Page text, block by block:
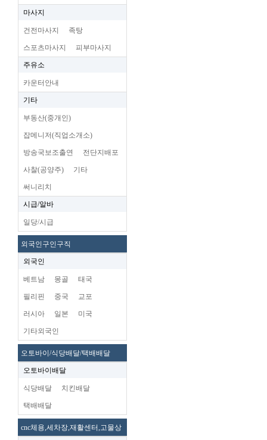
마사지
건전마사지 족탕
스포츠마사지 피부마사지
주유소
카운터안내
기타
부동산(중개인)
잡메니저(직업소개소)
방송국보조출연 전단지배포
사찰(공양주) 기타
써니리치
시급/알바
일당/시급
외국인구인구직
외국인
베트남 몽골 태국
필리핀 중국 교포
러시아 일본 미국
기타외국인
오토바이/식당배달/택배배달
오토바이배달
식당배달 치킨배달
택배배달
cnc체용,세차장,재활센터,고물상